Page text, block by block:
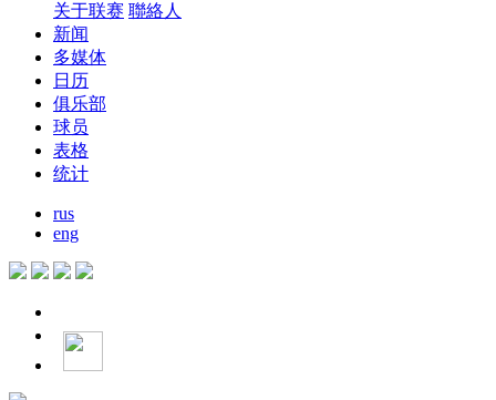
关于联赛 聯絡人
新闻
多媒体
日历
俱乐部
球员
表格
统计
rus
eng